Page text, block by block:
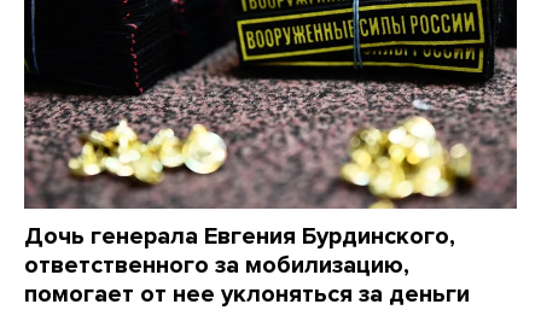
Дочь генерала Евгения Бурдинского,
ответственного за мобилизацию,
помогает от нее уклоняться за деньги